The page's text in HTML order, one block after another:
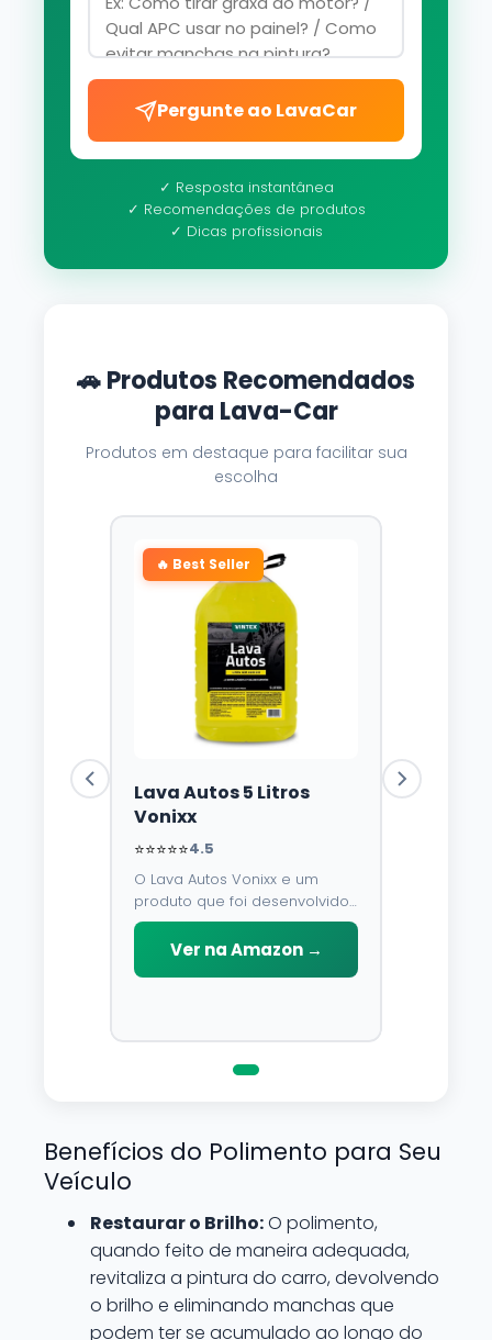
Pergunte ao LavaCar
✓ Resposta instantânea
✓ Recomendações de produtos
✓ Dicas profissionais
🚗 Produtos Recomendados
para Lava-Car
Produtos em destaque para facilitar sua
escolha
🔥 Best Seller
Lava Autos 5 Litros
Vonixx
⭐⭐⭐⭐⭐4.5
O Lava Autos Vonixx e um
produto que foi desenvolvido
para limpar, proteger e
conservar a lataria do veiculo.
Por possuir pH neutro, pode
Ver na Amazon →
Benefícios do Polimento para Seu
Veículo
Restaurar o Brilho:O polimento,
quando feito de maneira adequada,
revitaliza a pintura do carro, devolvendo
o brilho e eliminando manchas que
podem ter se acumulado ao longo do